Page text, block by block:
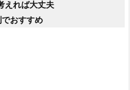
えれば大丈夫
おすすめ